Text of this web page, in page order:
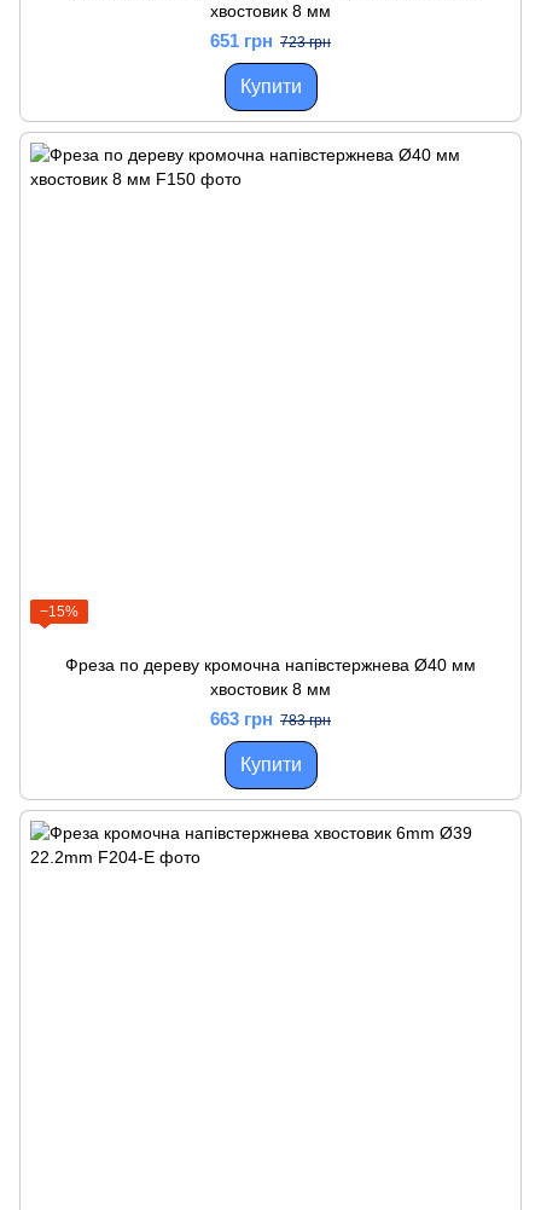
хвостовик 8 мм
651 грн 723 грн
Купити
−15%
Фреза по дереву кромочна напівстержнева Ø40 мм
хвостовик 8 мм
663 грн 783 грн
Купити